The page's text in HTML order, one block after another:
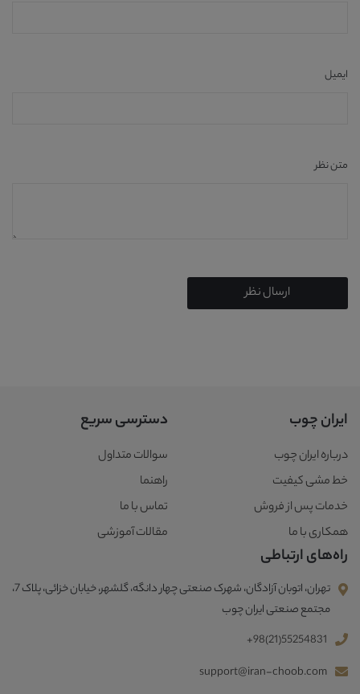
ایمیل
متن نظر
ارسال نظر
ایران چوب
درباره ایران چوب
خط مشی کیفیت
خدمات پس از فروش
همکاری با ما
دسترسی سریع
سوالات متداول
راهنما
تماس با ما
مقالات آموزشی
راه‌های ارتباطی
تهران، اتوبان آزادگان، شهرک صنعتی چهار دانگه، گلشهر، خیابان خزائی، پلاک 7،
مجتمع صنعتی ایران چوب
+98(21)55254831
support@iran-choob.com